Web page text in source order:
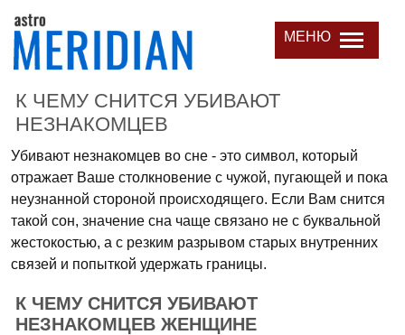
МЕНЮ
К ЧЕМУ СНИТСЯ УБИВАЮТ
НЕЗНАКОМЦЕВ
Убивают незнакомцев во сне - это символ, который
отражает Ваше столкновение с чужой, пугающей и пока
неузнанной стороной происходящего. Если Вам снится
такой сон, значение сна чаще связано не с буквальной
жестокостью, а с резким разрывом старых внутренних
связей и попыткой удержать границы.
К ЧЕМУ СНИТСЯ УБИВАЮТ
НЕЗНАКОМЦЕВ ЖЕНЩИНЕ